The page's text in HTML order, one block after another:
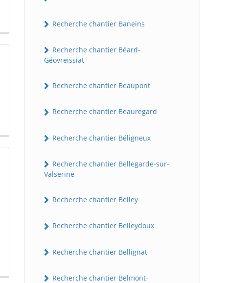
Recherche chantier Baneins
Recherche chantier Béard-
Géovreissiat
Recherche chantier Beaupont
Recherche chantier Beauregard
Recherche chantier Béligneux
Recherche chantier Bellegarde-sur-
Valserine
Recherche chantier Belley
Recherche chantier Belleydoux
Recherche chantier Bellignat
Recherche chantier Belmont-